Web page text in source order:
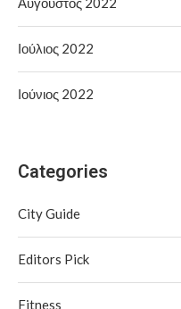
Ιούλιος 2022
Ιούνιος 2022
Categories
City Guide
Editors Pick
Fitness